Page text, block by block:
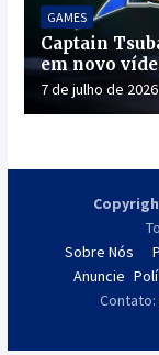
GAMES
Captain
em novo
7 de julho de 2026
Sobre Nós
Anuncie
Contato: